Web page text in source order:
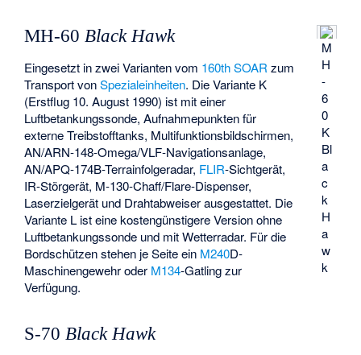
M
H
-
6
0
K
Bl
a
c
k
H
a
w
k
MH-60 Black Hawk
Eingesetzt in zwei Varianten vom 160th SOAR zum
Transport vonSpezialeinheiten. Die Variante K
(Erstflug 10. August 1990) ist mit einer
Luftbetankungssonde, Aufnahmepunkten für
externe Treibstofftanks, Multifunktionsbildschirmen,
AN/ARN-148-Omega/VLF-Navigationsanlage,
AN/APQ-174B-Terrainfolgeradar, FLIR-Sichtgerät,
IR-Störgerät, M-130-Chaff/Flare-Dispenser,
Laserzielgerät und Drahtabweiser ausgestattet. Die
Variante L ist eine kostengünstigere Version ohne
Luftbetankungssonde und mit Wetterradar. Für die
Bordschützen stehen je Seite ein M240D-
Maschinengewehr oder M134-Gatling zur
Verfügung.
S-70 Black Hawk